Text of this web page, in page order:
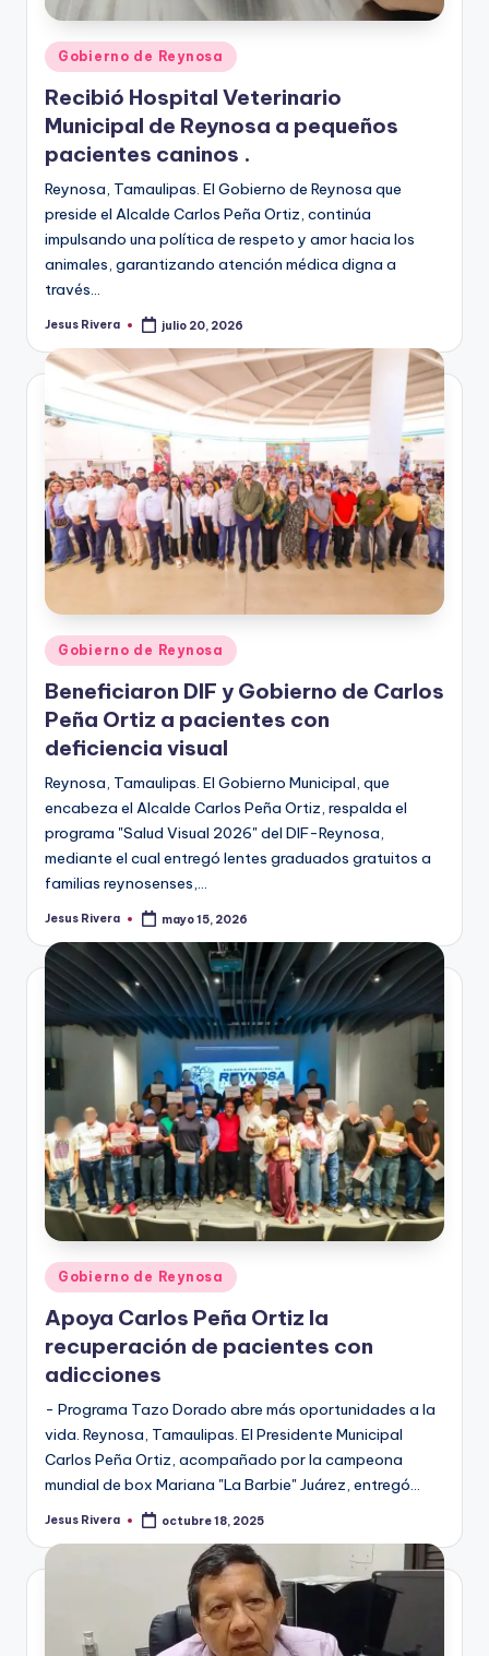
Publicado
en
Gobierno de Reynosa
Recibió Hospital Veterinario
Municipal de Reynosa a pequeños
pacientes caninos .
Reynosa, Tamaulipas. El Gobierno de Reynosa que
preside el Alcalde Carlos Peña Ortiz, continúa
impulsando una política de respeto y amor hacia los
animales, garantizando atención médica digna a
través…
Publicado
Jesus Rivera julio 20, 2026
Publicado
en
Gobierno de Reynosa
Beneficiaron DIF y Gobierno de Carlos
Peña Ortiz a pacientes con
deficiencia visual
Reynosa, Tamaulipas. El Gobierno Municipal, que
encabeza el Alcalde Carlos Peña Ortiz, respalda el
programa "Salud Visual 2026" del DIF-Reynosa,
mediante el cual entregó lentes graduados gratuitos a
familias reynosenses,…
Publicado
Jesus Rivera mayo 15, 2026
Publicado
en
Gobierno de Reynosa
Apoya Carlos Peña Ortiz la
recuperación de pacientes con
adicciones
- Programa Tazo Dorado abre más oportunidades a la
vida. Reynosa, Tamaulipas. El Presidente Municipal
Carlos Peña Ortiz, acompañado por la campeona
mundial de box Mariana "La Barbie" Juárez, entregó…
Publicado
Jesus Rivera octubre 18, 2025